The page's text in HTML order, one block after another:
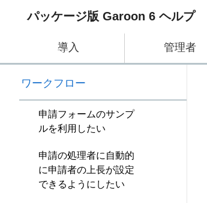
パッケージ版 Garoon 6 ヘルプ
導入 管理者
ワークフロー
申請フォームのサンプ
ルを利用したい
申請の処理者に自動的
に申請者の上長が設定
できるようにしたい